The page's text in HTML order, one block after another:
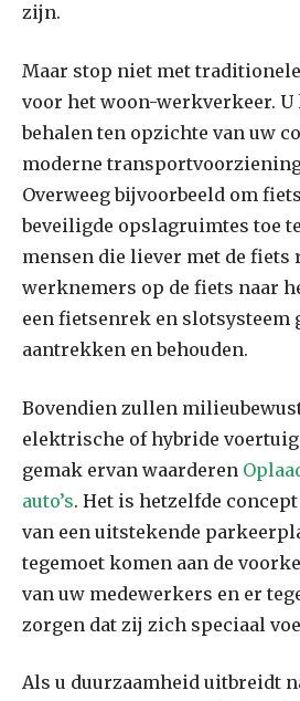
zijn.
Maar stop niet met
voor het woon-werkverkeer. U
behalen ten opzichte van uw
moderne
Overweeg bijvoorbeeld om
beveiligde opslagruimtes toe
mensen die liever met de fiets
werknemers op de fiets naar
een fietsenrek en slotsysteem
aantrekken en behouden.
Bovendien zullen
elektrische of hybride
gemak ervan waarderen
auto’s. Het is hetzelfde
van een uitstekende
tegemoet komen aan de
van uw medewerkers en er
zorgen dat zij zich speciaal
Als u duurzaamheid uitbreidt